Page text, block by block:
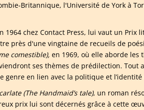
Britannique, l'Université de York à
1964 chez Contact Press, lui vaut un Prix
près d'une vingtaine de recueils de
comestible), en 1969, où elle aborde les
ses thèmes de prédilection. Tout
genre en lien avec la politique et
(The Handmaid’s tale), un roman
prix lui sont décernés grâce à cette